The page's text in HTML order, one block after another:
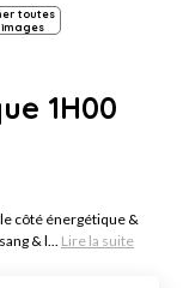
toutes
1H00
le côté énergétique &
& l... Lire la suite